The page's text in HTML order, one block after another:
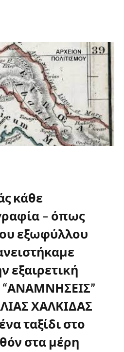
κάθε
– όπως
εξωφύλλου
εξαιρετική
ΧΑΛΚΙΔΑΣ
ταξίδι στο
στα μέρη